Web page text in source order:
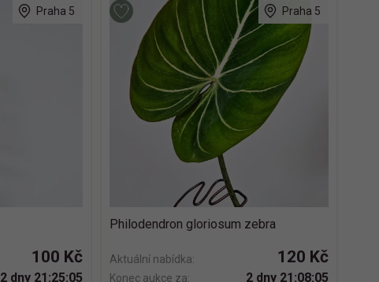
Praha 5
100 Kč
2 dny 21:25:04
Praha 5
Philodendron gloriosum zebra
Aktuální nabídka: 120 Kč
Konec aukce za: 2 dny 21:08:04